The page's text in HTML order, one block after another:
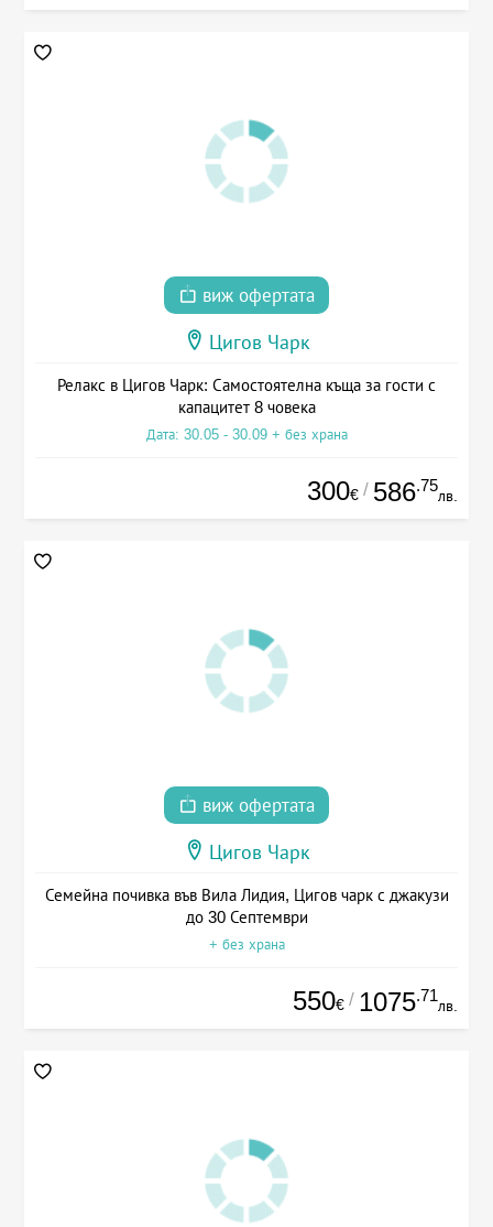
виж офертата
Цигов Чарк
Релакс в Цигов Чарк: Самостоятелна къща за гости с
капацитет 8 човека
Дата: 30.05 - 30.09 + без храна
300€ / 586.75
лв.
виж офертата
Цигов Чарк
Семейна почивка във Вила Лидия, Цигов чарк с джакузи
до 30 Септември
+ без храна
550€ / 1075.71
лв.